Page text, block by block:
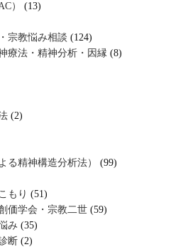
）
(13)
宗教悩み相談 (124)
療法・精神分析・因縁 (8)
(2)
る精神構造分析法）
(99)
もり (51)
価学会・宗教二世 (59)
み (35)
断 (2)